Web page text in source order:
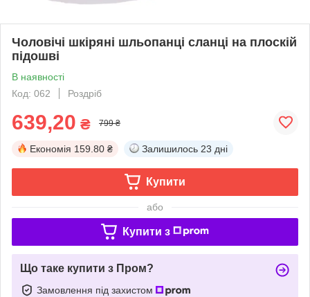
Чоловічі шкіряні шльопанці сланці на плоскій
підошві
В наявності
Код: 062
Роздріб
639,20 ₴ 799 ₴
Економія 159.80 ₴ Залишилось 23 дні
Купити
або
Купити з
Що таке купити з Пром?
Замовлення під захистом